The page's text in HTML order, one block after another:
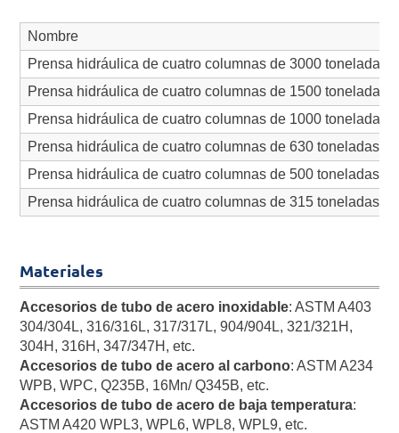
Nombre
Prensa hidráulica de cuatro columnas de 3000 toneladas
Prensa hidráulica de cuatro columnas de 1500 toneladas
Prensa hidráulica de cuatro columnas de 1000 toneladas
Prensa hidráulica de cuatro columnas de 630 toneladas
Prensa hidráulica de cuatro columnas de 500 toneladas
Prensa hidráulica de cuatro columnas de 315 toneladas
Materiales
Accesorios de tubo de acero inoxidable: ASTM A403
304/304L, 316/316L, 317/317L, 904/904L, 321/321H,
304H, 316H, 347/347H, etc.
Accesorios de tubo de acero al carbono: ASTM A234
WPB, WPC, Q235B, 16Mn/ Q345B, etc.
Accesorios de tubo de acero de baja temperatura:
ASTM A420 WPL3, WPL6, WPL8, WPL9, etc.